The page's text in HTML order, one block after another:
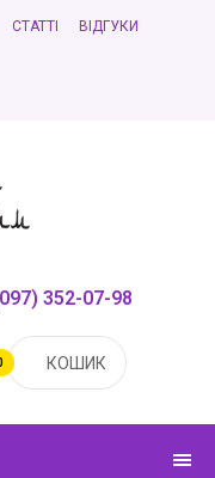
СТАТТІ
ВІДГУКИ
352-07-98
КОШИК